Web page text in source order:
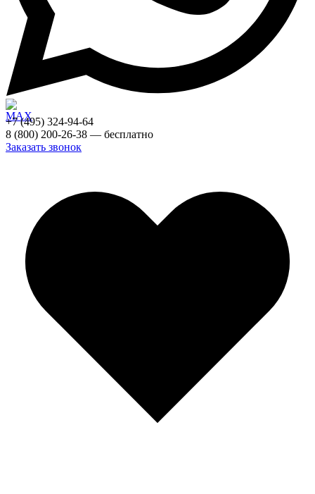
+7 (495) 324-94-64
8 (800) 200-26-38 — бесплатно
Заказать звонок